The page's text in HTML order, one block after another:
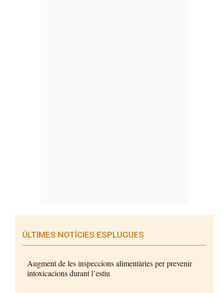
ÚLTIMES NOTÍCIES ESPLUGUES
Augment de les inspeccions alimentàries per prevenir
intoxicacions durant l’estiu